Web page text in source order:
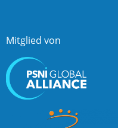
Mitglied von